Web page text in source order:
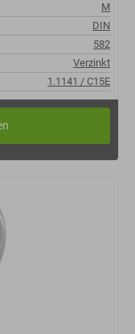
M
DIN
582
Verzinkt
1.1141 / C15E